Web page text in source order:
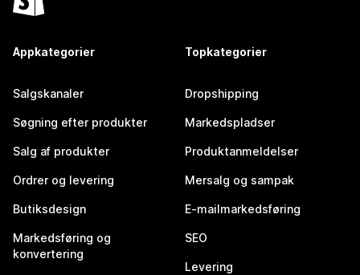
Appkategorier
Salgskanaler
Søgning efter produkter
Salg af produkter
Ordrer og levering
Butiksdesign
Markedsføring og
konvertering
Topkategorier
Dropshipping
Markedspladser
Produktanmeldelser
Mersalg og sampak
E-mailmarkedsføring
SEO
Levering